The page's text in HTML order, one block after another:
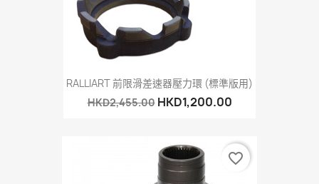
RALLIART 前限滑差速器壓力環 (標準版用)
HKD2,455.00 HKD1,200.00
favorite_border